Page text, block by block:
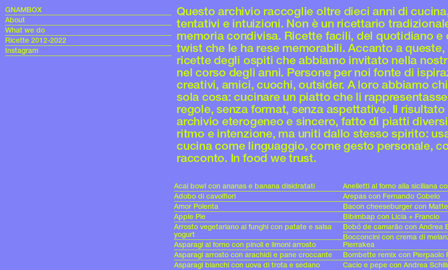
Questo archivio raccoglie oltre dieci anni di
tentativi e intuizioni. Non è un ricettario
memoria condivisa. Ricette facili, del quotidiano e
twist che le ha rese memorabili. Accanto a
ricette degli ospiti che abbiamo invitato nella
nel corso degli anni. Persone per noi fonte di
creativi, amici, cuochi, outsider. A loro abbiamo
sola cosa: cucinare un piatto che li
regole, senza format, senza aspettative. Il risultato
archivio eterogeneo e sincero, fatto di piatti
ritmo e intenzione, ma uniti dallo stesso spirito:
cucina come linguaggio, come gesto personale,
racconto. In food we trust.
GNAMBOX
About
What we do
Ricette 2012-2022
Instagram
Acai bowl con ananas e banana disidratati
Adobo di cavolfiori
Amor Polenta
Apple Pie
Arrosto vegetariano ai funghi con patate e salsa
yogurt
Asparagi al forno con pinoli e limoni arrosto
Asparagi arrosto con arachidi e pane croccante
Asparagi bianchi con uova di trota e sedano
Anelletti al forno alla siciliana
Arepas con Fernando Cobelo
Bacon cheeseburger con
Bibimbap con Licia + Francio
Bobó de camarão con Andrea
Bocconcini con crema di
Pierrakea
Bombette remix con Pierpaolo
Cacio e pepe con Andrea